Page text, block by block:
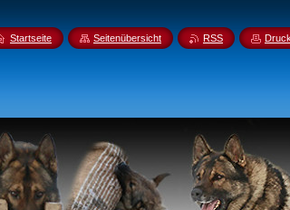
Startseite Seitenübersicht RSS